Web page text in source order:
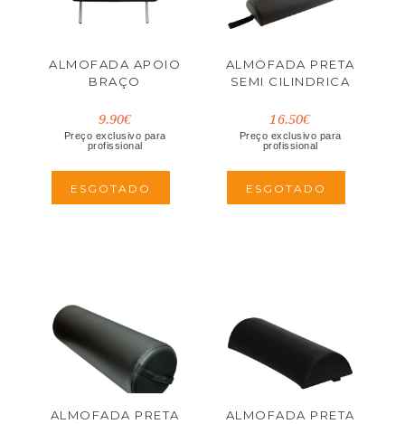
ALMOFADA APOIO
BRAÇO
9.90€
Preço exclusivo para
profissional
ESGOTADO
ALMOFADA PRETA
SEMI CILINDRICA
16.50€
Preço exclusivo para
profissional
ESGOTADO
ALMOFADA PRETA
ALMOFADA PRETA